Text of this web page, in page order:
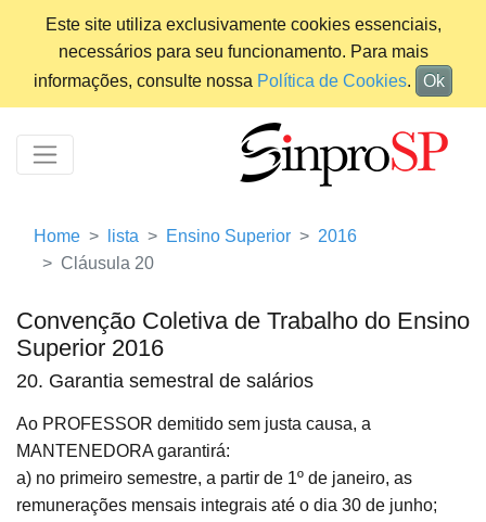
Este site utiliza exclusivamente cookies essenciais,
necessários para seu funcionamento. Para mais
informações, consulte nossa Política de Cookies. Ok
Home lista Ensino Superior
2016
Cláusula 20
Convenção Coletiva de Trabalho do Ensino
Superior 2016
20. Garantia semestral de salários
Ao PROFESSOR demitido sem justa causa, a
MANTENEDORA garantirá:
a) no primeiro semestre, a partir de 1º de janeiro, as
remunerações mensais integrais até o dia 30 de junho;